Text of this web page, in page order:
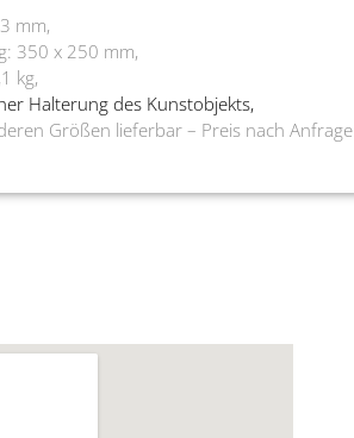
mm,
350 x 250 mm,
kg,
Halterung des Kunstobjekts,
Größen lieferbar – Preis nach Anfrage